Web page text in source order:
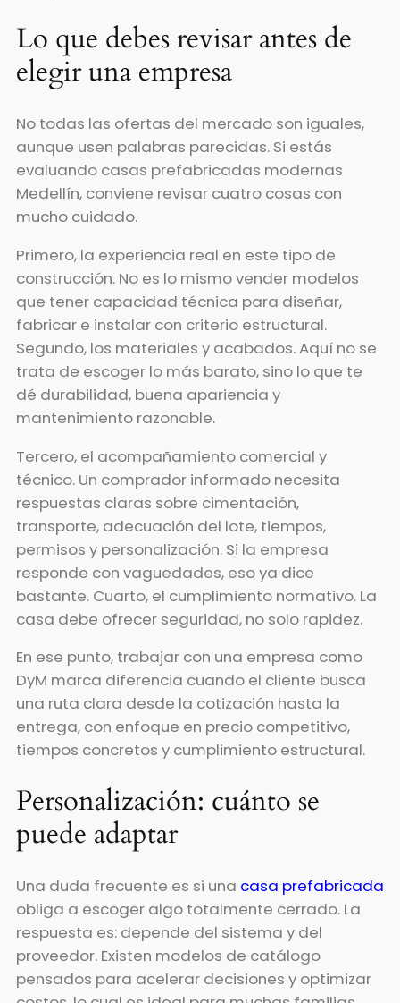
Lo que debes revisar antes de
elegir una empresa
No todas las ofertas del mercado son iguales,
aunque usen palabras parecidas. Si estás
evaluando casas prefabricadas modernas
Medellín, conviene revisar cuatro cosas con
mucho cuidado.
Primero, la experiencia real en este tipo de
construcción. No es lo mismo vender modelos
que tener capacidad técnica para diseñar,
fabricar e instalar con criterio estructural.
Segundo, los materiales y acabados. Aquí no se
trata de escoger lo más barato, sino lo que te
dé durabilidad, buena apariencia y
mantenimiento razonable.
Tercero, el acompañamiento comercial y
técnico. Un comprador informado necesita
respuestas claras sobre cimentación,
transporte, adecuación del lote, tiempos,
permisos y personalización. Si la empresa
responde con vaguedades, eso ya dice
bastante. Cuarto, el cumplimiento normativo. La
casa debe ofrecer seguridad, no solo rapidez.
En ese punto, trabajar con una empresa como
DyM marca diferencia cuando el cliente busca
una ruta clara desde la cotización hasta la
entrega, con enfoque en precio competitivo,
tiempos concretos y cumplimiento estructural.
Personalización: cuánto se
puede adaptar
Una duda frecuente es si una casa prefabricada
obliga a escoger algo totalmente cerrado. La
respuesta es: depende del sistema y del
proveedor. Existen modelos de catálogo
pensados para acelerar decisiones y optimizar